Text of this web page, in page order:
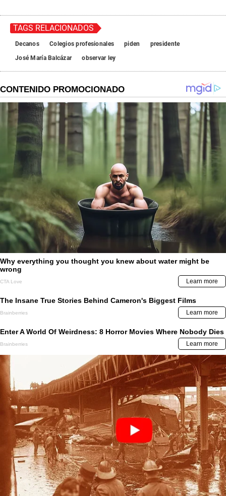
TAGS RELACIONADOS
Decanos Colegios profesionales piden
presidente
José María Balcázar
observar ley